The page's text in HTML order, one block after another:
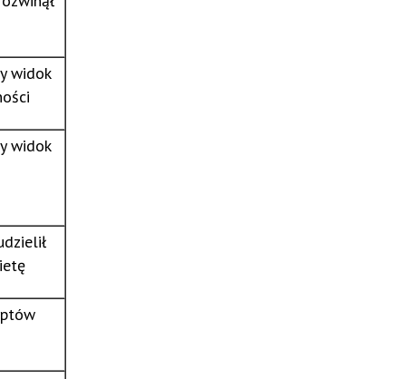
widok
widok